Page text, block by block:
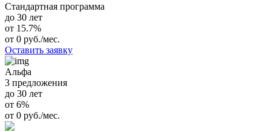
Стандартная программа
до 30 лет
от 15.7%
от 0 руб./мес.
Оставить заявку
Альфа
3 предложения
до 30 лет
от 6%
от 0 руб./мес.